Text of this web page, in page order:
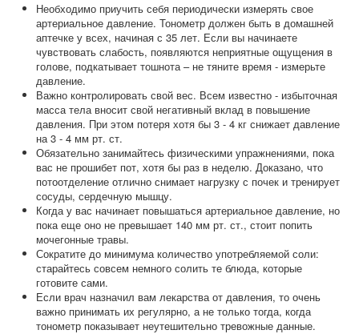
Необходимо приучить себя периодически измерять свое
артериальное давление. Тонометр должен быть в домашней
аптечке у всех, начиная с 35 лет. Если вы начинаете
чувствовать слабость, появляются неприятные ощущения в
голове, подкатывает тошнота – не тяните время - измерьте
давление.
Важно контролировать свой вес. Всем известно - избыточная
масса тела вносит свой негативный вклад в повышение
давления. При этом потеря хотя бы 3 - 4 кг снижает давление
на 3 - 4 мм рт. ст.
Обязательно занимайтесь физическими упражнениями, пока
вас не прошибет пот, хотя бы раз в неделю. Доказано, что
потоотделение отлично снимает нагрузку с почек и тренирует
сосуды, сердечную мышцу.
Когда у вас начинает повышаться артериальное давление, но
пока еще оно не превышает 140 мм рт. ст., стоит попить
мочегонные травы.
Сократите до минимума количество употребляемой соли:
старайтесь совсем немного солить те блюда, которые
готовите сами.
Если врач назначил вам лекарства от давления, то очень
важно принимать их регулярно, а не только тогда, когда
тонометр показывает неутешительно тревожные данные.